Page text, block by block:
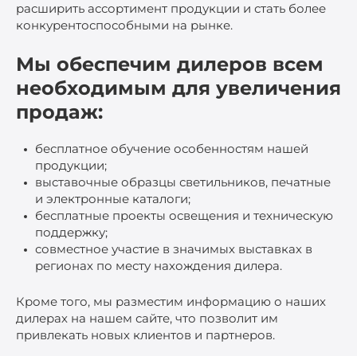
расширить ассортимент продукции и стать более
конкурентоспособными на рынке.
Мы обеспечим дилеров всем
необходимым для увеличения
продаж:
бесплатное обучение особенностям нашей
продукции;
выставочные образцы светильников, печатные
и электронные каталоги;
бесплатные проекты освещения и техническую
поддержку;
совместное участие в значимых выставках в
регионах по месту нахождения дилера.
Кроме того, мы разместим информацию о наших
дилерах на нашем сайте, что позволит им
привлекать новых клиентов и партнеров.